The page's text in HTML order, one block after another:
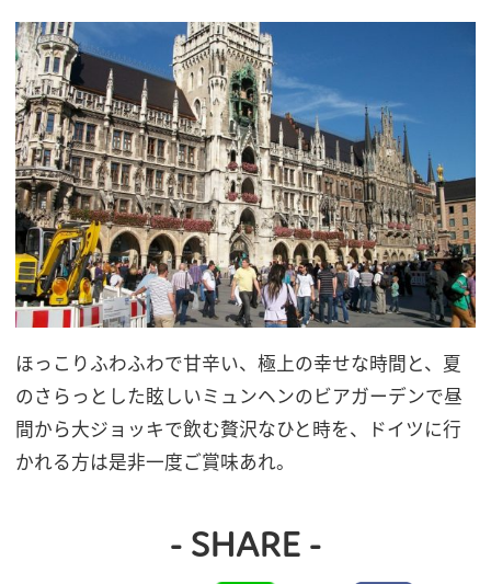
ほっこりふわふわで甘辛い、極上の幸せな時間と、夏
のさらっとした眩しいミュンヘンのビアガーデンで昼
間から大ジョッキで飲む贅沢なひと時を、ドイツに行
かれる方は是非一度ご賞味あれ。
- SHARE -